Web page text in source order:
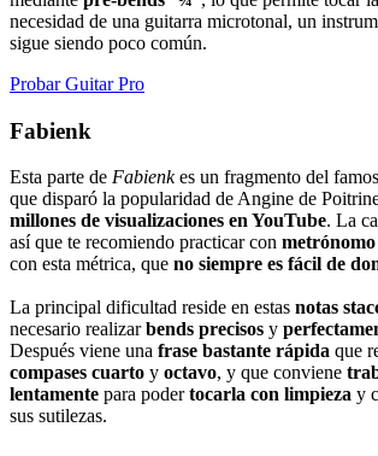
necesidad de una guitarra microtonal, un
sigue siendo poco común.
Probar Guitar Pro
Fabienk
Esta parte de Fabienkes un fragmento del
que disparó la popularidad de Angine de
millones de visualizaciones en YouTube. La
así que te recomiendo practicar con metrónomo
con esta métrica, que no siempre es fácil de
La principal dificultad reside en estas notas
necesario realizarbends precisos y
Después viene una frase bastante rápida que
compases cuarto y octavo, y que conviene
lentamente para podertocarla con limpieza y
sus sutilezas.